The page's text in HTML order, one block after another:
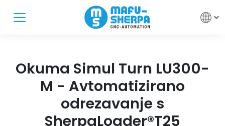
Okuma Simul Turn LU300-
M - Avtomatizirano
odrezavanje s
SherpaLoader®T25